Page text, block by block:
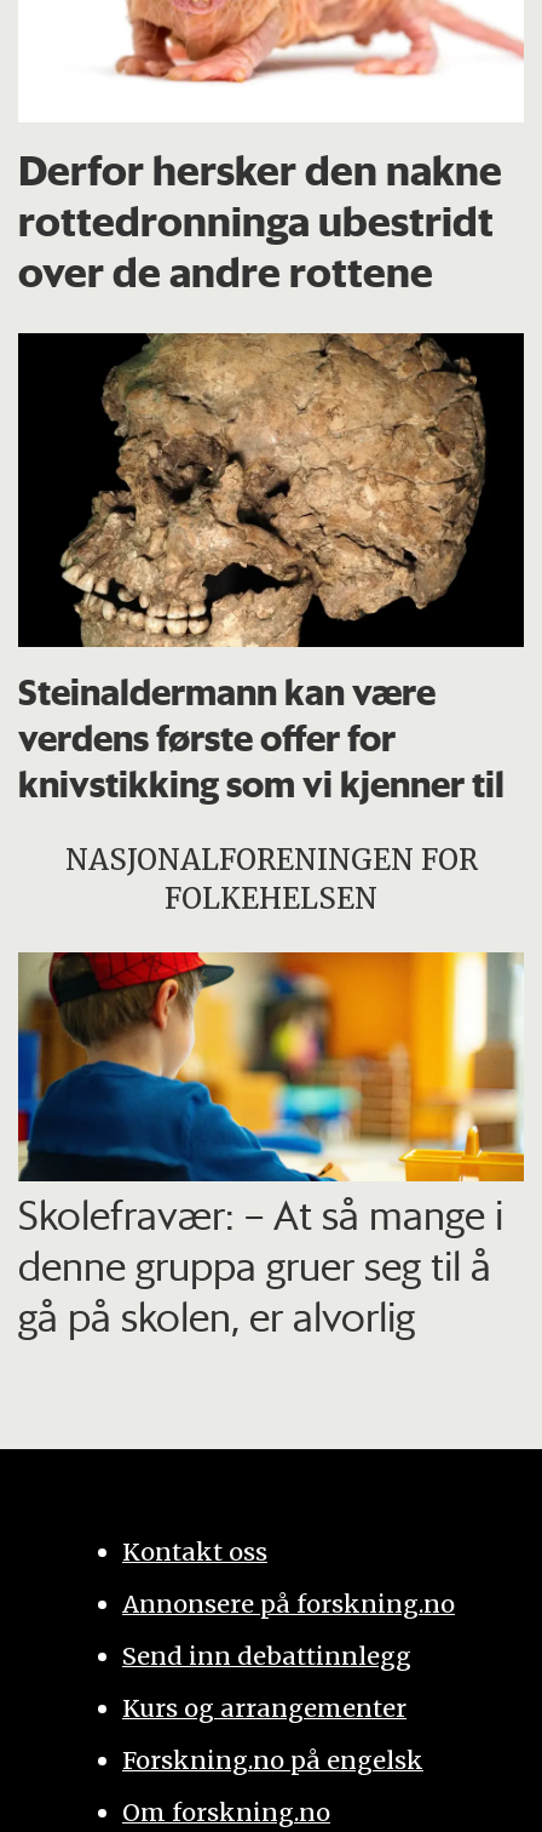
Derfor hersker den nakne
rottedronninga ubestridt
over de andre rottene
Steinaldermann kan være
verdens første offer for
knivstikking som vi kjenner til
NASJONALFORENINGEN FOR
FOLKEHELSEN
Skolefravær: – At så mange i
denne gruppa gruer seg til å
gå på skolen, er alvorlig
Kontakt oss
Annonsere på forskning.no
Send inn debattinnlegg
Kurs og arrangementer
Forskning.no på engelsk
Om forskning.no